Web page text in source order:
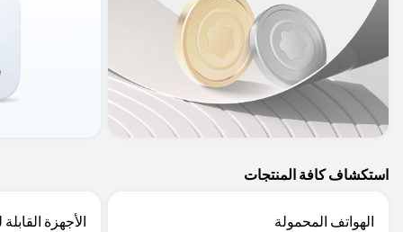
استكشاف كافة المنتجات
الهواتف المحمولة الأجهزة القابلة